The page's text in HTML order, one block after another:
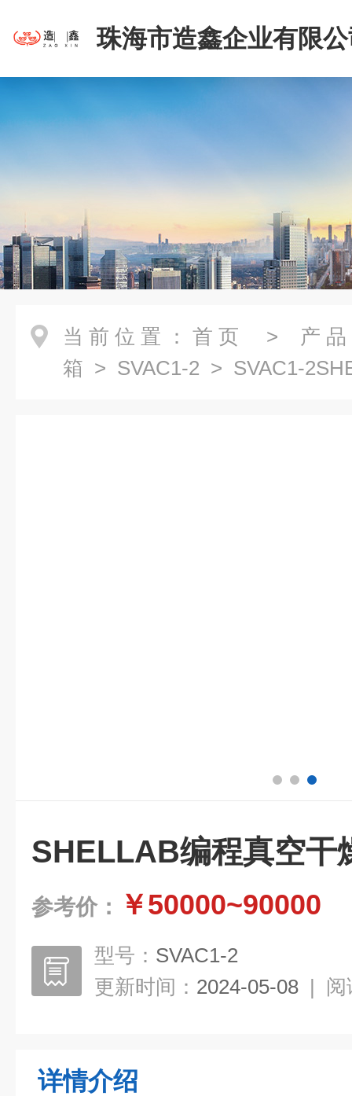
珠海市造鑫企业有限
当前位置： 首页 > 产
箱 > SVAC1-2 > SVAC1-
SHELLAB编程真空干
参考价： ￥50000~90000
型号： SVAC1-2
更新时间： 2024-05-08 | 阅
详情介绍